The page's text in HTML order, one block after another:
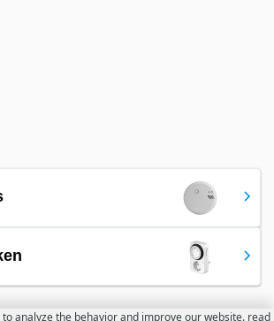
analyze the behavior and improve our website. read